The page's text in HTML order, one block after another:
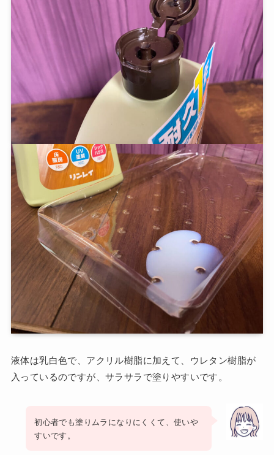
液体は乳白色で、アクリル樹脂に加えて、ウレタン樹脂が
入っているのですが、サラサラで塗りやすいです。
初心者でも塗りムラになりにくくて、使いや
すいです。